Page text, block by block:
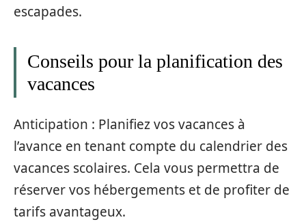
escapades.
Conseils pour la planification des
vacances
Anticipation : Planifiez vos vacances à
l’avance en tenant compte du calendrier des
vacances scolaires. Cela vous permettra de
réserver vos hébergements et de profiter de
tarifs avantageux.